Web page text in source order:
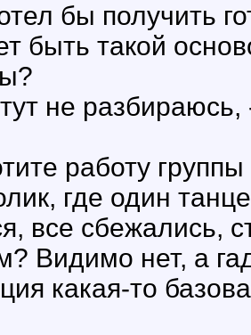
бы получить
быть такой
не
работу
где один
все сбежались,
Видимо нет, а
какая-то